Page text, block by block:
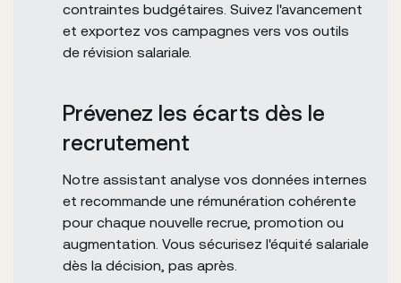
contraintes budgétaires. Suivez l'avancement
et exportez vos campagnes vers vos outils
de révision salariale.
Prévenez les écarts dès le
recrutement
Notre assistant analyse vos données internes
et recommande une rémunération cohérente
pour chaque nouvelle recrue, promotion ou
augmentation. Vous sécurisez l'équité salariale
dès la décision, pas après.